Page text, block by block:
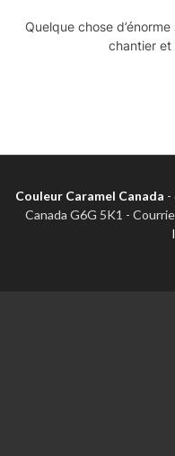
Quelque chose
chantier et
Couleur Caramel Canada -
Canada G6G 5K1 -